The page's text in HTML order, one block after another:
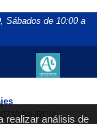
realizar análisis de
Sábados de 10:00 a
MURCIA